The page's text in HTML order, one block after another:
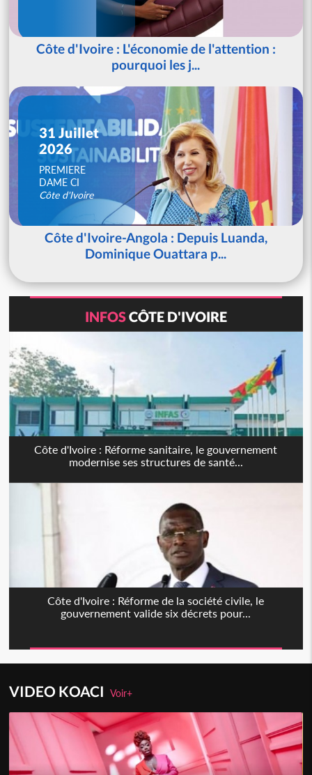
Côte d'Ivoire : L'économie de l'attention :
pourquoi les j...
31 Juillet
2026
PREMIERE
DAME CI
Côte d'Ivoire
Côte d'Ivoire-Angola : Depuis Luanda,
Dominique Ouattara p...
INFOSCÔTE D'IVOIRE
Côte d'Ivoire : Réforme sanitaire, le gouvernement
modernise ses structures de santé...
Côte d'Ivoire : Réforme de la société civile, le
gouvernement valide six décrets pour...
VIDEO KOACIVoir+